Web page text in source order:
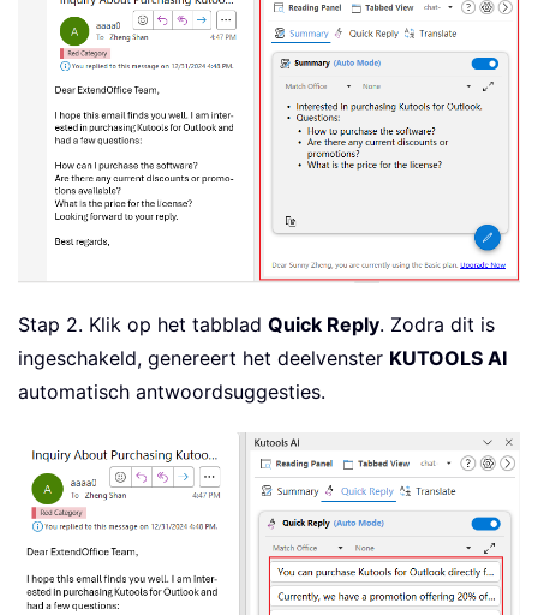
Stap 2. Klik op het tabblad Quick Reply. Zodra dit is
ingeschakeld, genereert het deelvenster KUTOOLS AI
automatisch antwoordsuggesties.